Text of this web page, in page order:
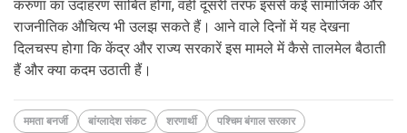
करुणा का उदाहरण साबित होगा, वहीं दूसरी तरफ इससे कई सामाजिक और
राजनीतिक औचित्य भी उलझ सकते हैं। आने वाले दिनों में यह देखना
दिलचस्प होगा कि केंद्र और राज्य सरकारें इस मामले में कैसे तालमेल बैठाती
हैं और क्या कदम उठाती हैं।
ममता बनर्जी बांग्लादेश संकट शरणार्थी पश्चिम बंगाल सरकार